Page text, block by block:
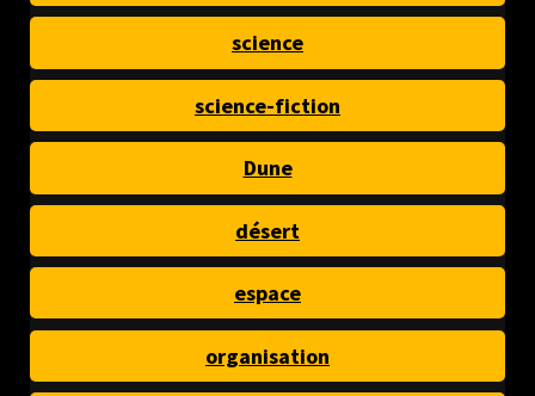
science
science-fiction
Dune
désert
espace
organisation